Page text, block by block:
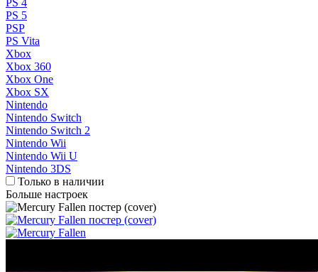
PS 4
PS 5
PSP
PS Vita
Xbox
Xbox 360
Xbox One
Xbox SX
Nintendo
Nintendo Switch
Nintendo Switch 2
Nintendo Wii
Nintendo Wii U
Nintendo 3DS
Только в наличии
Больше настроек